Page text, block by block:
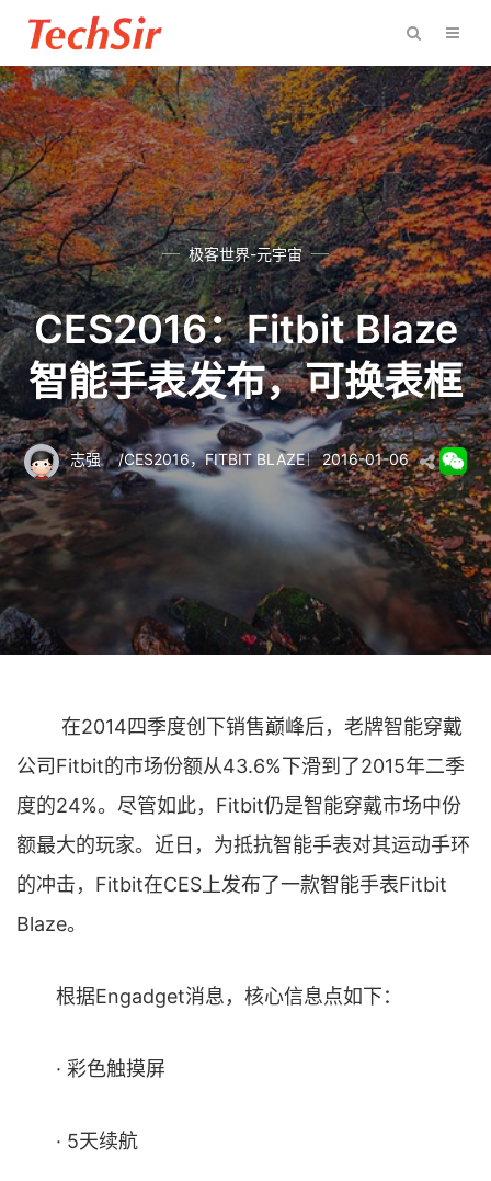
极客世界-元宇宙
CES2016：Fitbit Blaze
智能手表发布，可换表框
志强 /CES2016，FITBIT BLAZE 2016-01-06
在2014四季度创下销售巅峰后，老牌智能穿戴
公司Fitbit的市场份额从43.6%下滑到了2015年二季
度的24%。尽管如此，Fitbit仍是智能穿戴市场中份
额最大的玩家。近日，为抵抗智能手表对其运动手环
的冲击，Fitbit在CES上发布了一款智能手表Fitbit
Blaze。
根据Engadget消息，核心信息点如下：
· 彩色触摸屏
· 5天续航